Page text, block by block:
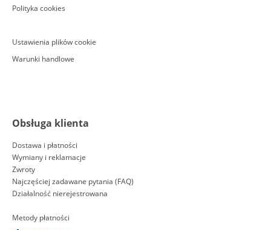
Polityka cookies
Ustawienia plików cookie
Warunki handlowe
Obsługa klienta
Dostawa i płatności
Wymiany i reklamacje
Zwroty
Najczęściej zadawane pytania (FAQ)
Działalność nierejestrowana
Metody płatności